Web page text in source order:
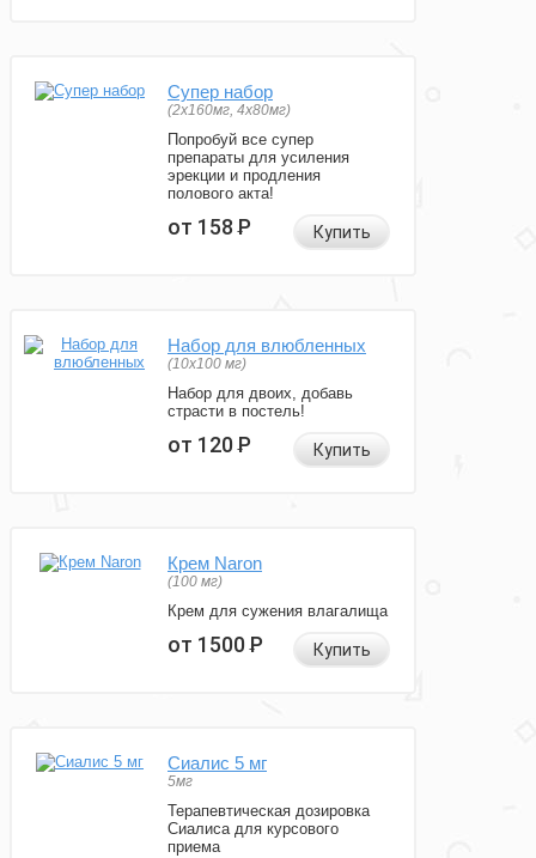
Супер набор
(2х160мг, 4х80мг)
Попробуй все супер
препараты для усиления
эрекции и продления
полового акта!
от 158Р Купить
Набор для влюбленных
(10х100 мг)
Набор для двоих, добавь
страсти в постель!
от 120Р Купить
Крем Naron
(100 мг)
Крем для сужения влагалища
от 1500Р Купить
Сиалис 5 мг
5мг
Терапевтическая дозировка
Сиалиса для курсового
приема